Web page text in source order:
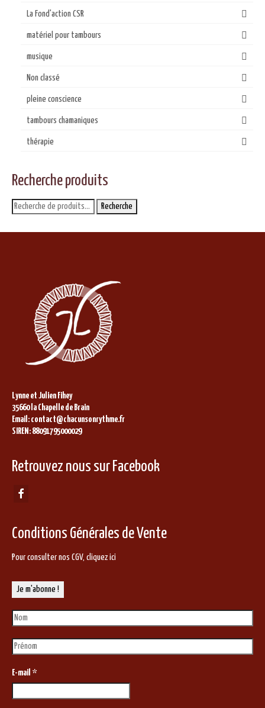
La Fond'action CSR
matériel pour tambours
musique
Non classé
pleine conscience
tambours chamaniques
thérapie
Recherche produits
Recherche
pour :
Recherche
Lynne et Julien Fihey
35660 la Chapelle de Brain
Email: contact@chacunsonrythme.fr
SIREN: 88091795000029
Retrouvez nous sur Facebook
Conditions Générales de Vente
Pour consulter nos CGV, cliquez ici
E-mail *